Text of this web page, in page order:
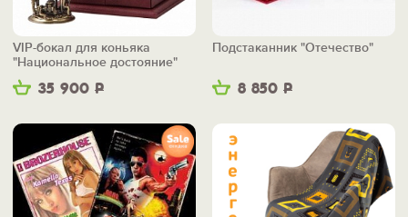
35 900 Р
VIP-бокал для коньяка
"Национальное достояние"
8 850 Р
Подстаканник "Отечество"